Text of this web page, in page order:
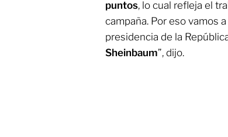
puntos, lo cual refleja el
campaña. Por eso vamos a
presidencia de la
Sheinbaum”, dijo.